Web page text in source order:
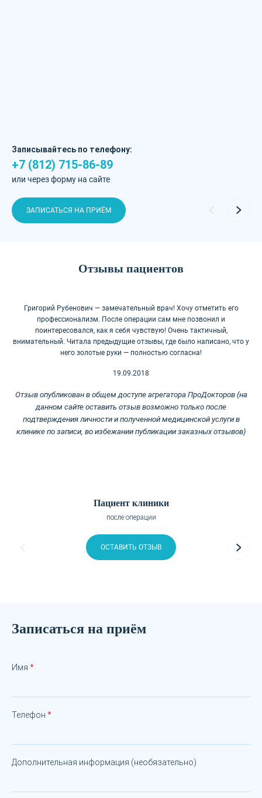
Записывайтесь по телефону:
+7 (812) 715-86-89
или через форму на сайте
ЗАПИСАТЬСЯ НА ПРИЁМ
Отзывы пациентов
Григорий Рубенович — замечательный врач! Хочу отметить его
профессионализм. После операции сам мне позвонил и
поинтересовался, как я себя чувствую! Очень тактичный,
внимательный. Читала предыдущие отзывы, где было написано, что у
него золотые руки — полностью согласна!
19.09.2018
Отзыв опубликован в общем доступе агрегатора ПроДокторов (на
данном сайте оставить отзыв возможно только после
подтверждения личности и полученной медицинской услуги в
клиникепо записи, во избежании публикации заказных отзывов)
Пациент клиники
после операции
ОСТАВИТЬ ОТЗЫВ
Записаться на приём
Имя
Телефон
Дополнительная информация (необязательно)